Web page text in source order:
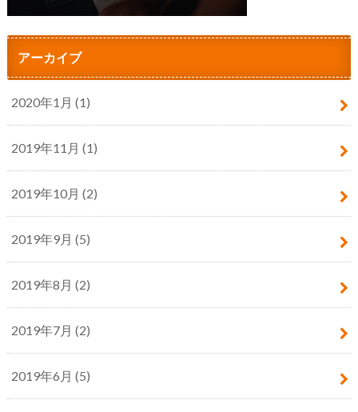
アーカイブ
2020年1月 (1)
2019年11月 (1)
2019年10月 (2)
2019年9月 (5)
2019年8月 (2)
2019年7月 (2)
2019年6月 (5)